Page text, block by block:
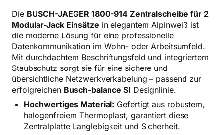
Die BUSCH-JAEGER 1800-914 Zentralscheibe für 2
Modular-Jack Einsätze in elegantem Alpinweiß ist
die moderne Lösung für eine professionelle
Datenkommunikation im Wohn- oder Arbeitsumfeld.
Mit durchdachtem Beschriftungsfeld und integriertem
Staubschutz sorgt sie für eine sichere und
übersichtliche Netzwerkverkabelung – passend zur
erfolgreichen Busch-balance SI Designlinie.
Hochwertiges Material: Gefertigt aus robustem,
halogenfreiem Thermoplast, garantiert diese
Zentralplatte Langlebigkeit und Sicherheit.